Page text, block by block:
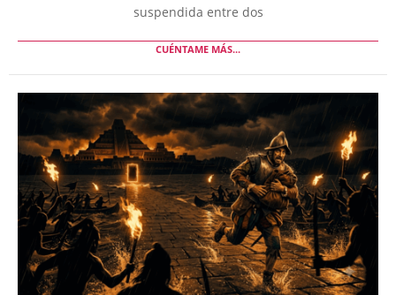
suspendida entre dos
CUÉNTAME MÁS...